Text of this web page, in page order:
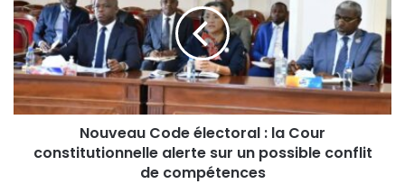
Nouveau Code électoral : la Cour
constitutionnelle alerte sur un possible conflit
de compétences